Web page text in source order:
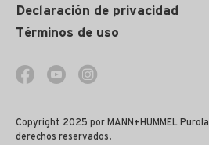
Declaración de privacidad
Términos de uso
Copyright 2025 por MANN+HUMMEL
derechos reservados.